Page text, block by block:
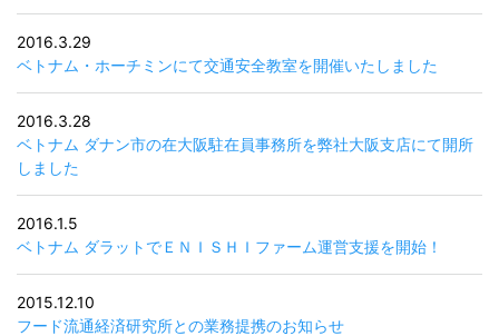
2016.3.29
ベトナム・ホーチミンにて交通安全教室を開催いたしました
2016.3.28
ベトナム ダナン市の在大阪駐在員事務所を弊社大阪支店にて開所
しました
2016.1.5
ベトナム ダラットでＥＮＩＳＨＩファーム運営支援を開始！
2015.12.10
フード流通経済研究所との業務提携のお知らせ